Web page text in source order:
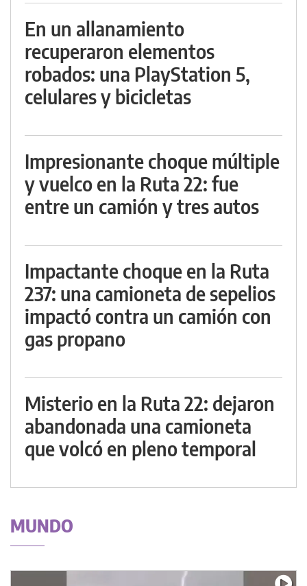
En un allanamiento
recuperaron elementos
robados: una PlayStation 5,
celulares y bicicletas
Impresionante choque múltiple
y vuelco en la Ruta 22: fue
entre un camión y tres autos
Impactante choque en la Ruta
237: una camioneta de sepelios
impactó contra un camión con
gas propano
Misterio en la Ruta 22: dejaron
abandonada una camioneta
que volcó en pleno temporal
MUNDO